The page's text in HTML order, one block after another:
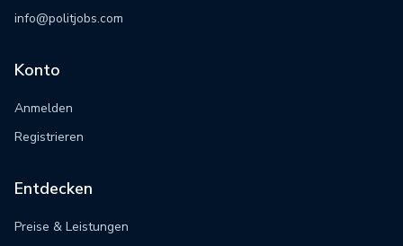
info@politjobs.com
Konto
Anmelden
Registrieren
Entdecken
Preise & Leistungen